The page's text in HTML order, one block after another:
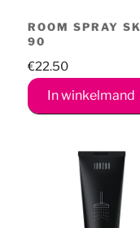
ROOM SPRAY
90
€22.50
In winkelmand